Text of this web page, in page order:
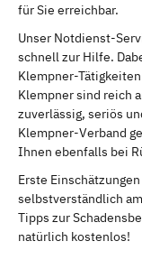
für Sie erreichbar.
Unser Notdienst-
schnell zur Hilfe.
Klempner-
Klempner sind reich
zuverlässig, seriös
Klempner-Verband
Ihnen ebenfalls bei
Erste
selbstverständlich
Tipps zur
natürlich kostenlos!